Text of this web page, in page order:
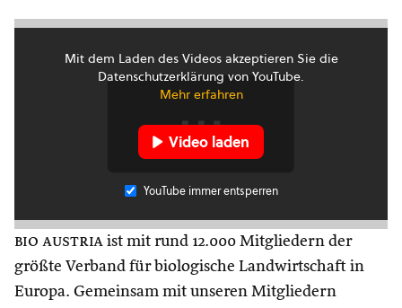
Mit dem Laden des Videos akzeptieren Sie die
Datenschutzerklärung von YouTube.
Mehr erfahren
Video laden
YouTube immer entsperren
bio austria ist mit rund 12.000 Mitgliedern der
größte Verband für biologische Landwirtschaft in
Europa. Gemeinsam mit unseren Mitgliedern